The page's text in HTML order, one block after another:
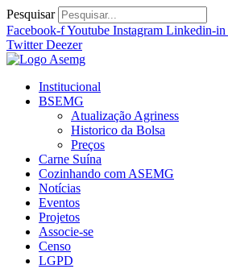
Ir
para
o
conteúdo
Pesquisar
Facebook-fYoutube Instagram Linkedin-in
Twitter Deezer
Institucional
BSEMG
Atualização Agriness
Historico da Bolsa
Preços
Carne Suína
Cozinhando com ASEMG
Notícias
Eventos
Projetos
Associe-se
Censo
LGPD